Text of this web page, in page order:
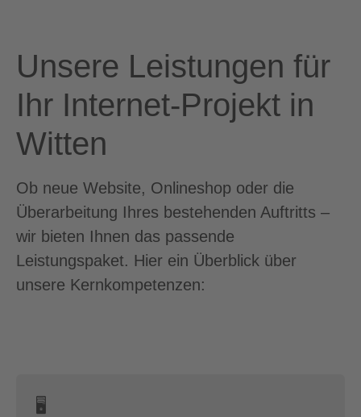
Unsere Leistungen für
Ihr Internet-Projekt in
Witten
Ob neue Website, Onlineshop oder die
Überarbeitung Ihres bestehenden Auftritts –
wir bieten Ihnen das passende
Leistungspaket. Hier ein Überblick über
unsere Kernkompetenzen:
🖥